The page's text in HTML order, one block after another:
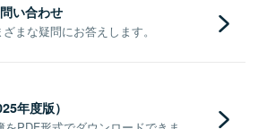
い合わせ
まな疑問にお答えします。
年度版）